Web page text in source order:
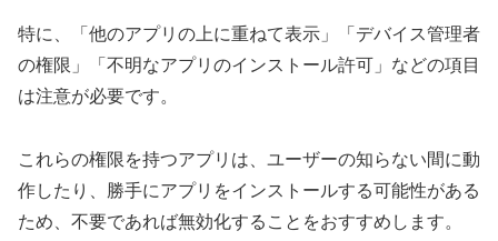
特に、「他のアプリの上に重ねて表示」「デバイス管理者
の権限」「不明なアプリのインストール許可」などの項目
は注意が必要です。
これらの権限を持つアプリは、ユーザーの知らない間に動
作したり、勝手にアプリをインストールする可能性がある
ため、不要であれば無効化することをおすすめします。